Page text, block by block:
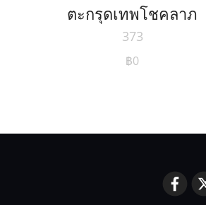
ตะกรุดเทพโชคลาภ
373
฿0